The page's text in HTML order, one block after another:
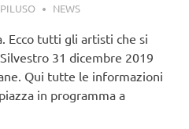
PILUSO
NEWS
Ecco tutti gli artisti che si
31 dicembre 2019
Qui tutte le informazioni
in programma a